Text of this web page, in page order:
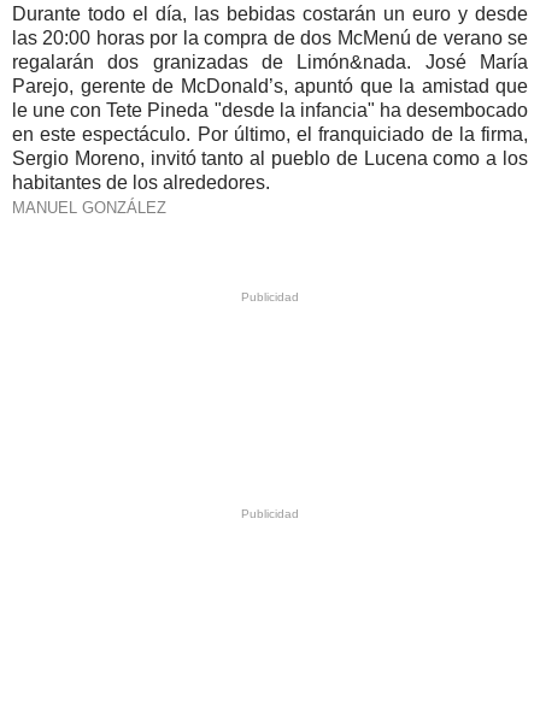
Durante todo el día, las bebidas costarán un euro y desde
las 20:00 horas por la compra de dos McMenú de verano se
regalarán dos granizadas de Limón&nada. José María
Parejo, gerente de McDonald’s, apuntó que la amistad que
le une con Tete Pineda "desde la infancia" ha desembocado
en este espectáculo. Por último, el franquiciado de la firma,
Sergio Moreno, invitó tanto al pueblo de Lucena como a los
habitantes de los alrededores.
MANUEL GONZÁLEZ